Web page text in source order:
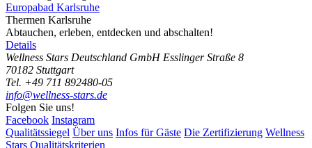
Europabad Karlsruhe
Thermen Karlsruhe
Abtauchen, erleben, entdecken und abschalten!
Details
Wellness Stars Deutschland GmbHEsslinger Straße 8
70182 Stuttgart
Tel. +49 711 892480-05
info@wellness-stars.de
Folgen Sie uns!
Facebook Instagram
Qualitätssiegel Über uns Infos für Gäste Die Zertifizierung Wellness
Stars Qualitätskriterien